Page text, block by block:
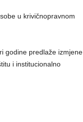
u krivičnopravnom
godine predlaže izmjene
i institucionalno